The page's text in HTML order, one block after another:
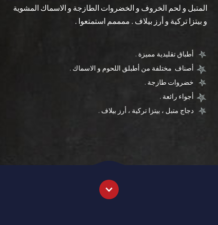
المتبل و لحم الخروف و الخضروات الطازجة و الاسماك المشوية
و بيتزا تركية و أرز بيلاف . ممممم استمتعوا .
أطباق تقليدية مميزة .
أصناف مختلفة من أطبلق اللحوم و الاسماك .
خضروات طازجة .
أجواء رائعة .
دجاج متبل ، بيتزا تركية ، أرز بيلاف .